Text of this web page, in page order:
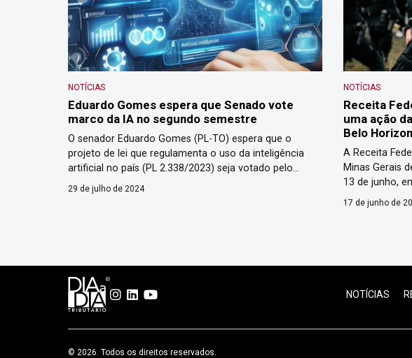
NOTÍCIAS
Eduardo Gomes espera que Senado vote
marco da IA no segundo semestre
O senador Eduardo Gomes (PL-TO) espera que o
projeto de lei que regulamenta o uso da inteligência
artificial no país (PL 2.338/2023) seja votado pelo
Plenário do Senado ainda no segundo semestre deste
ano. Ele é o relator da matéria, que está em tramitação
29 de julho de 2024
NOTÍCIAS
Receita
uma ação
Belo
A Receita
Minas Gerais
13 de junho,
Operação
17 de junho de
NOTÍCIAS
© 2026. Todos os direitos reservados.